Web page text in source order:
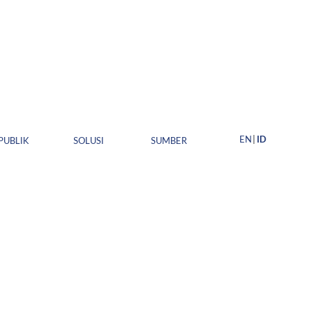
SOLUSI SUMBER EN ID